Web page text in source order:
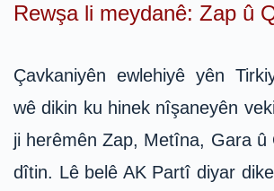
Rewşa li meydanê: Zap û
Çavkaniyên ewlehiyê yên
wê dikin ku hinek nîşaneyên
ji herêmên Zap, Metîna, Gara û
dîtin. Lê belê AK Partî diyar